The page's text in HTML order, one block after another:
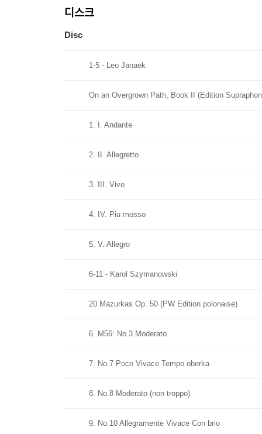
디스크
Disc
1-5 - Leo Janaek
On an Overgrown Path, Book II (Edition
1. I. Andante
2. II. Allegretto
3. III. Vivo
4. IV. Piu mosso
5. V. Allegro
6-11 - Karol Szymanowski
20 Mazurkas Op. 50 (PW Edition polonaise)
6. M56: No.3 Moderato
7. No.7 Poco Vivace Tempo oberka
8. No.8 Moderato (non troppo)
9. No.10 Allegramente Vivace Con brio